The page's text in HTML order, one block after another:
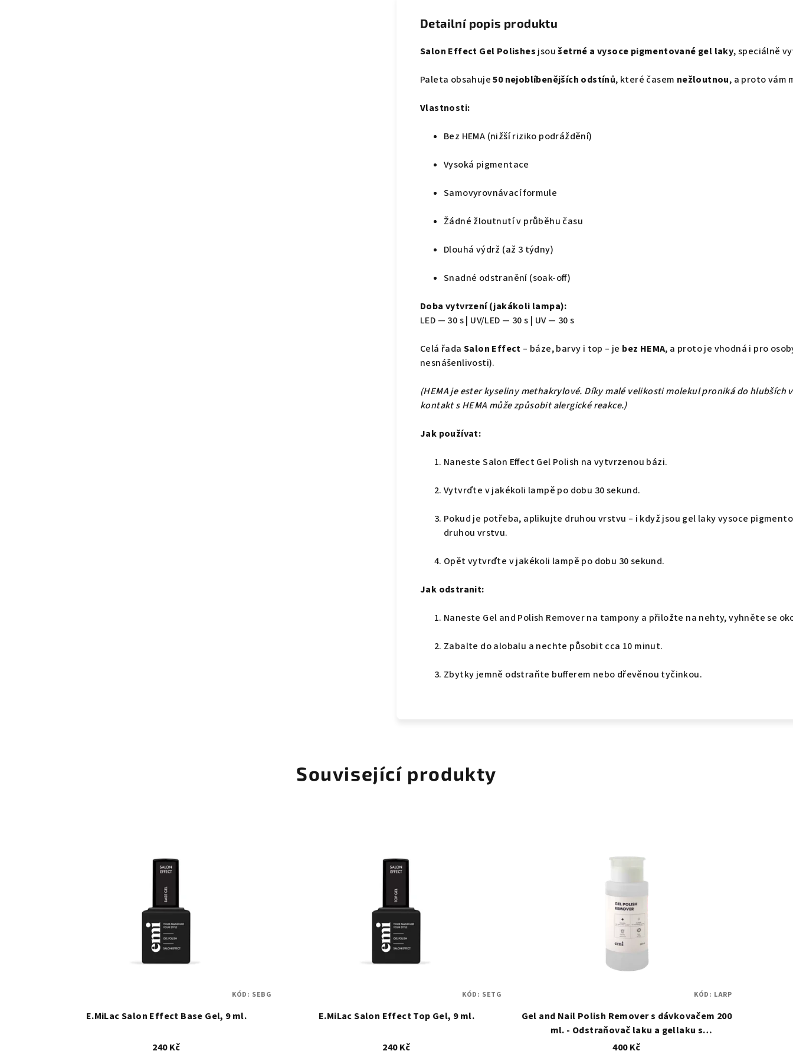
Detailní popis produktu
Salon Effect Gel Polishes jsoušetrné a vysoce pigmentované gel laky, speciálně
Paleta obsahuje50 nejoblíbenějších odstínů, které časem nežloutnou, a proto vám
Vlastnosti:
Bez HEMA (nižší riziko podráždění)
Vysoká pigmentace
Samovyrovnávací formule
Žádné žloutnutí v průběhu času
Dlouhá výdrž (až 3 týdny)
Snadné odstranění (soak-off)
Doba vytvrzení (jakákoli lampa):
LED — 30 s | UV/LED — 30 s | UV — 30 s
Celá řada Salon Effect – báze, barvy i top – je bez HEMA, a proto je vhodná i pro
nesnášenlivosti).
(HEMA je ester kyseliny methakrylové. Díky malé velikosti molekul proniká do
kontakt s HEMA může způsobit alergické reakce.)
Jak používat:
Naneste Salon Effect Gel Polish na vytvrzenou bázi.
Vytvrďte v jakékoli lampě po dobu 30 sekund.
Pokud je potřeba, aplikujte druhou vrstvu – i když jsou gel laky vysoce
druhou vrstvu.
Opět vytvrďte v jakékoli lampě po dobu 30 sekund.
Jak odstranit:
Naneste Gel and Polish Remover na tampony a přiložte na nehty, vyhněte se
Zabalte do alobalu a nechte působit cca 10 minut.
Zbytky jemně odstraňte bufferem nebo dřevěnou tyčinkou.
Související produkty
E.MiLac Salon Effect Base Gel, 9 ml.
240 Kč
KÓD: SEBG
E.MiLac Salon Effect Top Gel, 9 ml.
240 Kč
KÓD: SETG
Gel and Nail Polish Remover s dávkovačem 200
ml. - Odstraňovač laku a gellaku s
dávkovačem
400 Kč
KÓD: LARP